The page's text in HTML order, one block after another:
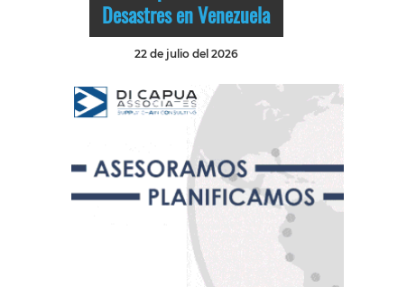
Desastres en Venezuela
22 de julio del 2026